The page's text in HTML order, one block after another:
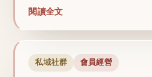
閱讀全文
私域社群 會員經營